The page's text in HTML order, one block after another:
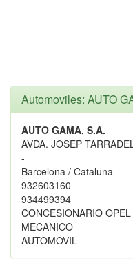
Automoviles: AUTO
AUTO GAMA, S.A.
AVDA. JOSEP
-
Barcelona / Cataluna
932603160
934499394
CONCESIONARIO
MECANICO
AUTOMOVIL